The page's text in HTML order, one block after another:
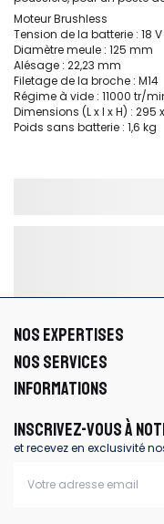
Moteur Brushless
Tension de la batterie : 18 V
Diamètre meule : 125 mm
Alésage : 22,23 mm
Filetage de la broche : M14
Régime à vide : 11000 tr/
Dimensions (L x l x H) : 295
Poids sans batterie : 1,6 kg
NOS EXPERTISES
NOS SERVICES
INFORMATIONS
INSCRIVEZ-VOUS À
et recevez en exclusivité